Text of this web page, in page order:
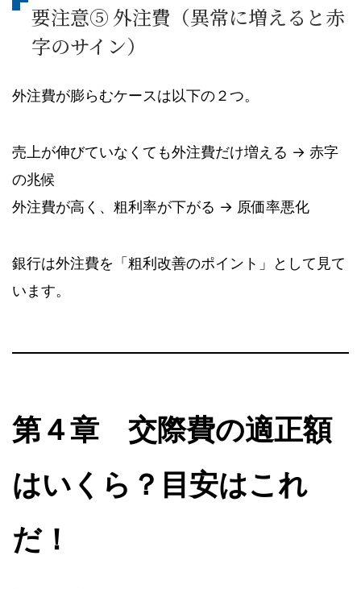
要注意⑤ 外注費（異常に増えると赤
字のサイン）
外注費が膨らむケースは以下の２つ。
売上が伸びていなくても外注費だけ増える → 赤字
の兆候
外注費が高く、粗利率が下がる → 原価率悪化
銀行は外注費を「粗利改善のポイント」として見て
います。
第４章 交際費の適正額
はいくら？目安はこれ
だ！